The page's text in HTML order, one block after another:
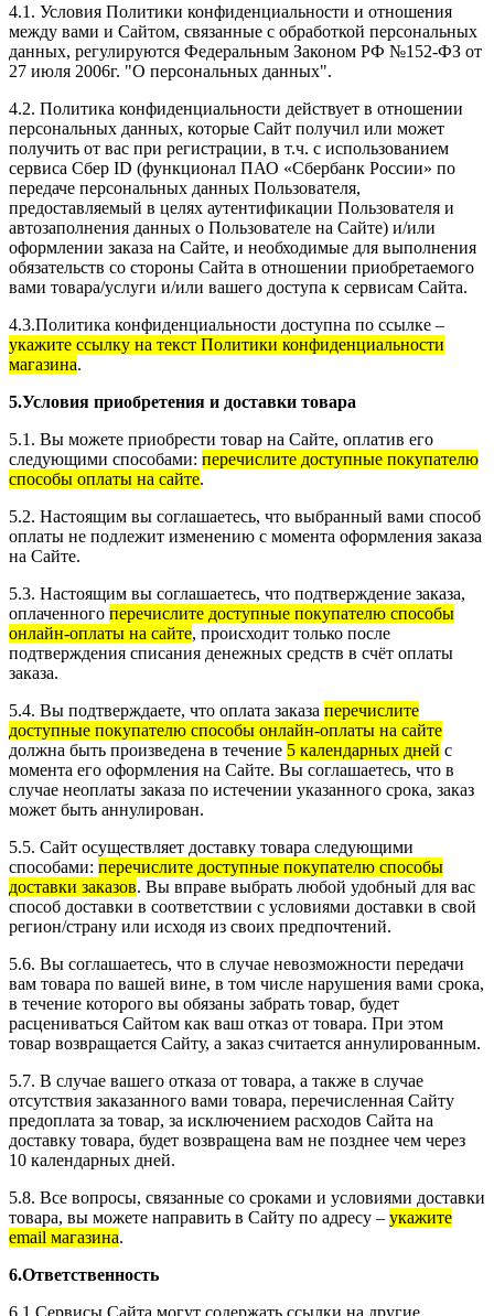
4.1. Условия Политики конфиденциальности и отношения
между вами и Сайтом, связанные с обработкой персональных
данных, регулируются Федеральным Законом РФ №152-ФЗ от
27 июля 2006г. "О персональных данных".
4.2. Политика конфиденциальности действует в отношении
персональных данных, которые Сайт получил или может
получить от вас при регистрации, в т.ч. с использованием
сервиса Сбер ID (функционал ПАО «Сбербанк России» по
передаче персональных данных Пользователя,
предоставляемый в целях аутентификации Пользователя и
автозаполнения данных о Пользователе на Сайте) и/или
оформлении заказа на Сайте, и необходимые для выполнения
обязательств со стороны Сайта в отношении приобретаемого
вами товара/услуги и/или вашего доступа к сервисам Сайта.
4.3.Политика конфиденциальности доступна по ссылке –
укажите ссылку на текст Политики конфиденциальности
магазина.
5.Условия приобретения и доставки товара
5.1. Вы можете приобрести товар на Сайте, оплатив его
следующими способами: перечислите доступные покупателю
способы оплаты на сайте.
5.2. Настоящим вы соглашаетесь, что выбранный вами способ
оплаты не подлежит изменению с момента оформления заказа
на Сайте.
5.3. Настоящим вы соглашаетесь, что подтверждение заказа,
оплаченного перечислите доступные покупателю способы
онлайн-оплаты на сайте, происходит только после
подтверждения списания денежных средств в счёт оплаты
заказа.
5.4. Вы подтверждаете, что оплата заказа перечислите
доступные покупателю способы онлайн-оплаты на сайте
должна быть произведена в течение 5 календарных дней с
момента его оформления на Сайте. Вы соглашаетесь, что в
случае неоплаты заказа по истечении указанного срока, заказ
может быть аннулирован.
5.5. Сайт осуществляет доставку товара следующими
способами: перечислите доступные покупателю способы
доставки заказов. Вы вправе выбрать любой удобный для вас
способ доставки в соответствии с условиями доставки в свой
регион/страну или исходя из своих предпочтений.
5.6. Вы соглашаетесь, что в случае невозможности передачи
вам товара по вашей вине, в том числе нарушения вами срока,
в течение которого вы обязаны забрать товар, будет
расцениваться Сайтом как ваш отказ от товара. При этом
товар возвращается Сайту, а заказ считается аннулированным.
5.7. В случае вашего отказа от товара, а также в случае
отсутствия заказанного вами товара, перечисленная Сайту
предоплата за товар, за исключением расходов Сайта на
доставку товара, будет возвращена вам не позднее чем через
10 календарных дней.
5.8. Все вопросы, связанные со сроками и условиями доставки
товара, вы можете направить в Сайту по адресу – укажите
email магазина.
6.Ответственность
6.1 Сервисы Сайта могут содержать ссылки на другие